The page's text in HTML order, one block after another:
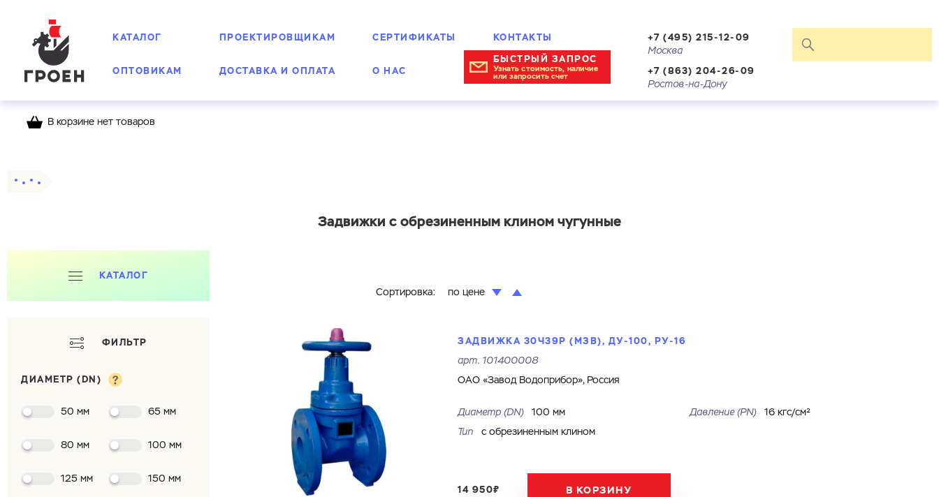
КАТАЛОГ
ОПТОВИКАМ
ПРОЕКТИРОВЩИКАМ
ДОСТАВКА И ОПЛАТА
СЕРТИФИКАТЫ
О НАС
КОНТАКТЫ
БЫСТРЫЙ ЗАПРОС
Узнать стоимость, наличие
или запросить счет
+7 (495) 215-12-09
Москва
+7 (863) 204-26-09
Ростов-на-Дону
В корзине нет товаров
Задвижки с обрезиненным клином чугунные
КАТАЛОГ
Сортировка: по цене
ФИЛЬТР
ДИАМЕТР (DN)
50 мм 65 мм
80 мм 100 мм
125 мм 150 мм
ЗАДВИЖКА 30Ч39Р (МЗВ), ДУ-100, РУ-16
арт. 101400008
ОАО «Завод Водоприбор», Россия
Диаметр (DN) 100 мм Давление (PN)
16 кгс/см²
Тип
с обрезиненным клином
14 950₽ В КОРЗИНУ